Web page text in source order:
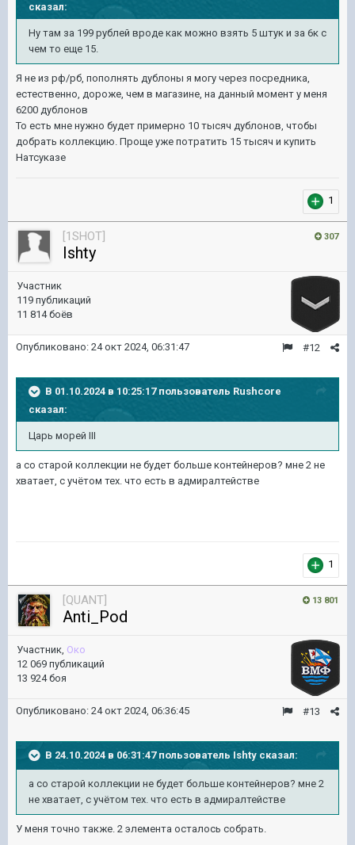
сказал:
Ну там за 199 рублей вроде как можно взять 5 штук и за 6к с
чем то еще 15.
Я не из рф/рб, пополнять дублоны я могу через посредника,
естественно, дороже, чем в магазине, на данный момент у меня
6200 дублонов
То есть мне нужно будет примерно 10 тысяч дублонов, чтобы
добрать коллекцию. Проще уже потратить 15 тысяч и купить
Натсуказе
1
307
[1SHOT]
Ishty
Участник
119 публикаций
11 814 боёв
#12
Опубликовано: 24 окт 2024, 06:31:47
В 01.10.2024 в 10:25:17 пользователь Rushcore
сказал:
Царь морей III
а со старой коллекции не будет больше контейнеров? мне 2 не
хватает, с учётом тех. что есть в адмиралтействе
1
13 801
[QUANT]
Anti_Pod
Участник, Око
12 069 публикаций
13 924 боя
#13
Опубликовано: 24 окт 2024, 06:36:45
В 24.10.2024 в 06:31:47 пользователь Ishty сказал:
а со старой коллекции не будет больше контейнеров? мне 2
не хватает, с учётом тех. что есть в адмиралтействе
У меня точно также. 2 элемента осталось собрать.